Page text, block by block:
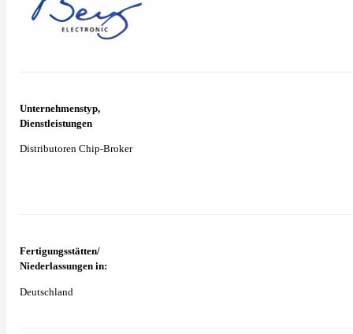
Unternehmenstyp,
Dienstleistungen
Distributoren Chip-Broker
Fertigungsstätten/
Niederlassungen in:
Deutschland